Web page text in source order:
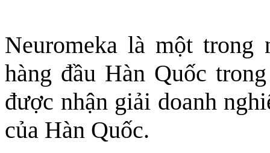
Neuromeka là một trong
hàng đầu Hàn Quốc
được nhận giải doanh
của Hàn Quốc.